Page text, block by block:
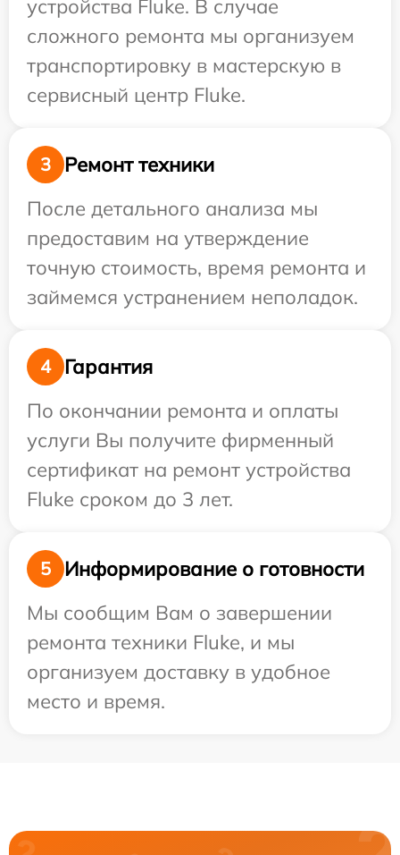
устройства Fluke. В случае
сложного ремонта мы организуем
транспортировку в мастерскую в
сервисный центр Fluke.
3
Ремонт техники
После детального анализа мы
предоставим на утверждение
точную стоимость, время ремонта и
займемся устранением неполадок.
4
Гарантия
По окончании ремонта и оплаты
услуги Вы получите фирменный
сертификат на ремонт устройства
Fluke сроком до 3 лет.
5
Информирование о готовности
Мы сообщим Вам о завершении
ремонта техники Fluke, и мы
организуем доставку в удобное
место и время.